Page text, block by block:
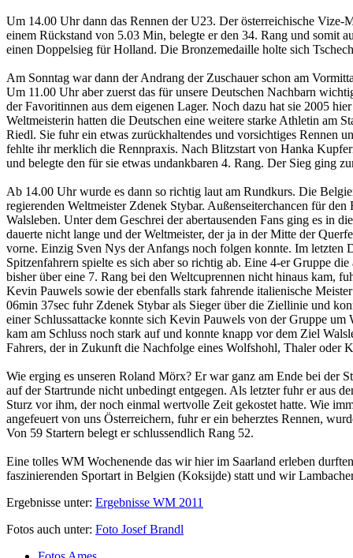
Um 14.00 Uhr dann das Rennen der U23. Der österreichische
einem Rückstand von 5.03 Min, belegte er den 34. Rang und somit
einen Doppelsieg für Holland. Die Bronzemedaille holte sich
Am Sonntag war dann der Andrang der Zuschauer schon am
Um 11.00 Uhr aber zuerst das für unsere Deutschen Nachbarn
der Favoritinnen aus dem eigenen Lager. Noch dazu hat sie 2005
Weltmeisterin hatten die Deutschen eine weitere starke Athletin am
Riedl. Sie fuhr ein etwas zurückhaltendes und vorsichtiges Rennen
fehlte ihr merklich die Rennpraxis. Nach Blitzstart von Hanka
und belegte den für sie etwas undankbaren 4. Rang. Der Sieg ging
Ab 14.00 Uhr wurde es dann so richtig laut am Rundkurs. Die
regierenden Weltmeister Zdenek Stybar. Außenseiterchancen für
Walsleben. Unter dem Geschrei der abertausenden Fans ging es in
dauerte nicht lange und der Weltmeister, der ja in der Mitte der
vorne. Einzig Sven Nys der Anfangs noch folgen konnte. Im letzten
Spitzenfahrern spielte es sich aber so richtig ab. Eine 4-er Gruppe
bisher über eine 7. Rang bei den Weltcuprennen nicht hinaus kam,
Kevin Pauwels sowie der ebenfalls stark fahrende italienische
06min 37sec fuhr Zdenek Stybar als Sieger über die Ziellinie und
einer Schlussattacke konnte sich Kevin Pauwels von der Gruppe
kam am Schluss noch stark auf und konnte knapp vor dem Ziel
Fahrers, der in Zukunft die Nachfolge eines Wolfshohl, Thaler oder
Wie erging es unseren Roland Mörx? Er war ganz am Ende bei der
auf der Startrunde nicht unbedingt entgegen. Als letzter fuhr er aus
Sturz vor ihm, der noch einmal wertvolle Zeit gekostet hatte. Wie
angefeuert von uns Österreichern, fuhr er ein beherztes Rennen,
Von 59 Startern belegt er schlussendlich Rang 52.
Eine tolles WM Wochenende das wir hier im Saarland erleben
faszinierenden Sportart in Belgien (Koksijde) statt und wir
Ergebnisse unter: Ergebnisse WM 2011
Fotos auch unter: Foto Josef Brandl